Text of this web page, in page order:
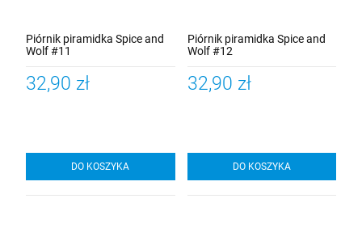
Piórnik piramidka Spice and
Wolf #11
32,90 zł
DO KOSZYKA
Piórnik piramidka Spice and
Wolf #12
32,90 zł
DO KOSZYKA